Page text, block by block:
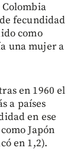
fecundidad
como
una mujer a
en 1960 el
a países
en ese
Japón
en 1,2).